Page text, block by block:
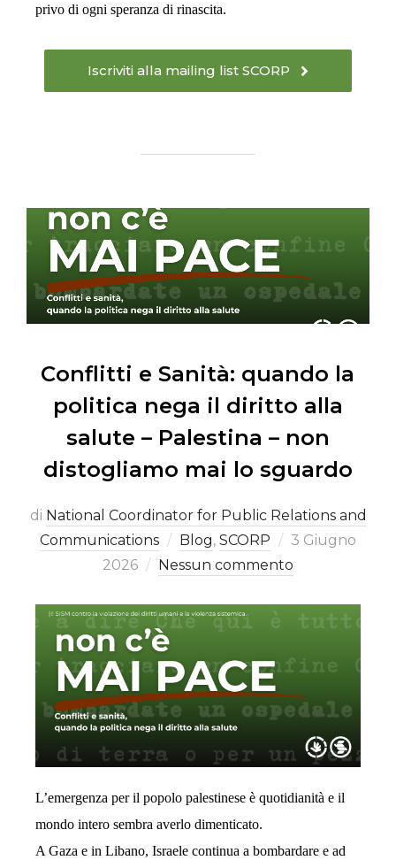
privo di ogni speranza di rinascita.
Iscriviti alla mailing list SCORP
Conflitti e Sanità: quando la
politica nega il diritto alla
salute – Palestina – non
distogliamo mai lo sguardo
di National Coordinator for Public Relations and
Communications
Blog, SCORP
3 Giugno
2026
Nessun commento
L’emergenza per il popolo palestinese è quotidianità e il
mondo intero sembra averlo dimenticato.
A Gaza e in Libano, Israele continua a bombardare e ad